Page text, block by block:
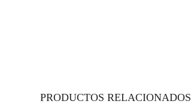
PRODUCTOS RELACIONADOS